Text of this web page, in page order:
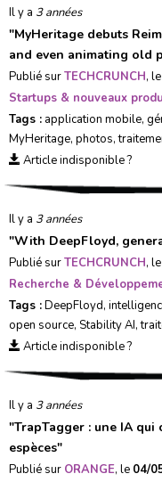
Il y a 3 années
"MyHeritage debuts
and even animating old
Publié surTECHCRUNCH, le
Startups & nouveaux
Tags : application mobile,
MyHeritage, photos,
Article indisponible ?
Il y a 3 années
"With DeepFloyd,
Publié surTECHCRUNCH, le
Recherche &
Tags :DeepFloyd,
open source, Stability AI,
Article indisponible ?
Il y a 3 années
"TrapTagger : une IA
espèces"
Publié sur ORANGE, le 04/